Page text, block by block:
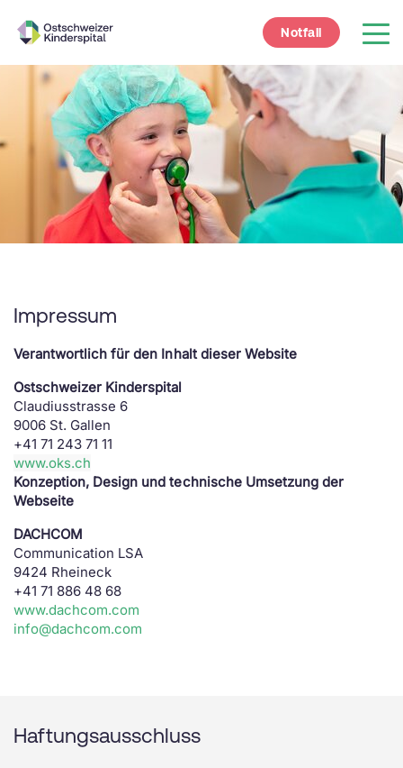
Impressum
Verantwortlich für den Inhalt dieser Website
Ostschweizer Kinderspital
Claudiusstrasse 6
9006 St. Gallen
+41 71 243 71 11
www.oks.ch
Konzeption, Design und technische Umsetzung der
Webseite
DACHCOM
Communication LSA
9424 Rheineck
+41 71 886 48 68
www.dachcom.com
info@dachcom.com
Haftungsausschluss
Notfall